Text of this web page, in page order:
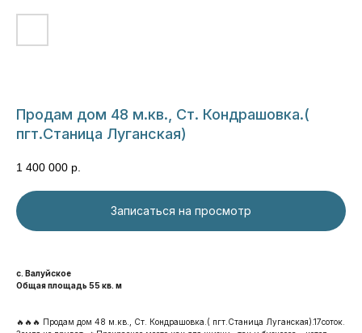
Продам дом 48 м.кв., Ст. Кондрашовка.(
пгт.Станица Луганская)
1 400 000 р.
Записаться на просмотр
с. Валуйское
Общая площадь 55 кв. м
🔥🔥🔥 Продам дом 48 м.кв., Ст. Кондрашовка.( пгт.Станица Луганская).17соток.